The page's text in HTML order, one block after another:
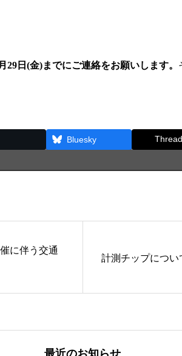
29日(金)までにご連絡をお願いします。
Bluesky
に伴う交通
計測チップについ
最近のお知らせ